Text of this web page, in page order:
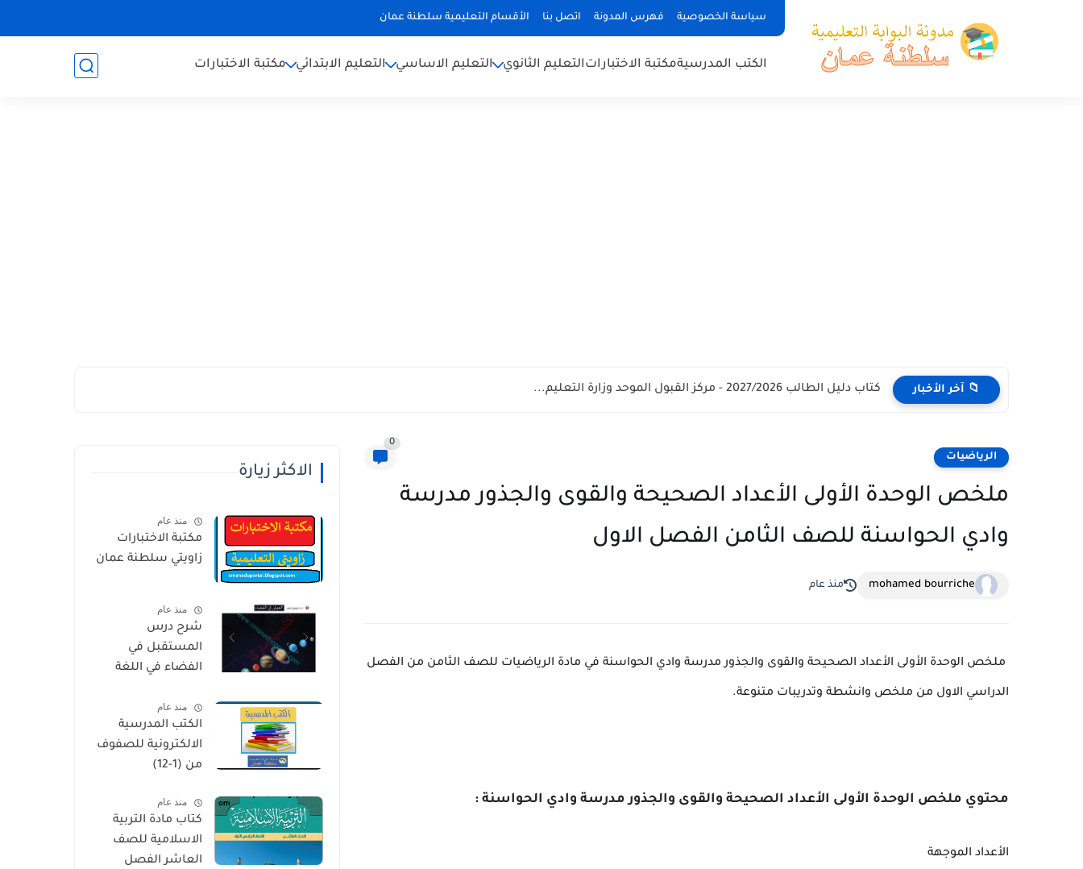
سياسة الخصوصية فهرس المدونة اتصل بنا الأقسام التعليمية سلطنة عمان
الكتب المدرسيةمكتبة الاختباراتالتعليم الثانوي التعليم الاساسي التعليم الابتدائي مكتبة الاختبارات
📁 آخر الأخبار كتاب دليل الطالب 2027/2026 - مركز القبول الموحد وزارة التعليم...
الرياضيات
0
ملخص الوحدة الأولى الأعداد الصحيحة والقوى والجذور مدرسة
وادي الحواسنة للصف الثامن الفصل الاول
mohamed bourriche منذ عام
ملخص الوحدة الأولى الأعداد الصحيحة والقوى والجذور مدرسة وادي الحواسنة في مادة الرياضيات للصف الثامن من الفصل
الدراسي الاول من ملخص وانشطة وتدريبات متنوعة.
محتوي ملخص الوحدة الأولى الأعداد الصحيحة والقوى والجذور مدرسة وادي الحواسنة :
الأعداد الموجهة
الاكثر زيارة
منذ عام
مكتبة الاختبارات
زاويتي سلطنة عمان
منذ عام
شرح درس
المستقبل في
الفضاء في اللغة
الخامس الفصل
الثاني
منذ عام
الكتب المدرسية
الالكترونية للصفوف
من (1-12)
منذ عام
كتاب مادة التربية
الاسلامية للصف
العاشر الفصل